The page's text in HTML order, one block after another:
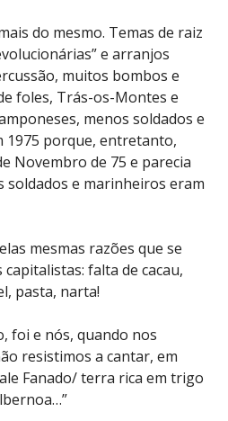
do mesmo. Temas de raiz
e arranjos
muitos bombos e
foles, Trás-os-Montes e
menos soldados e
1975 porque, entretanto,
Novembro de 75 e parecia
soldados e marinheiros eram
mesmas razões que se
falta de cacau,
pasta, narta!
foi e nós, quando nos
resistimos a cantar, em
Fanado/ terra rica em trigo